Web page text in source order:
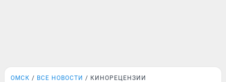
ОМСК ВСЕ НОВОСТИ КИНОРЕЦЕНЗИИ